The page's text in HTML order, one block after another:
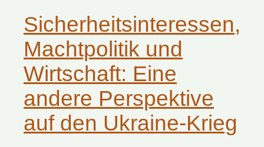
Sicherheitsinteressen,
Machtpolitik und
Wirtschaft: Eine
andere Perspektive
auf den Ukraine-Krieg